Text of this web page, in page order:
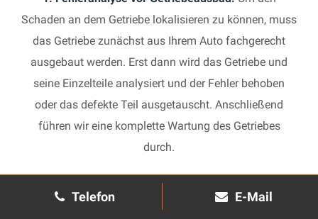
Telefon E-Mail
Schaden an dem Getriebe lokalisieren zu können, muss
das Getriebe zunächst aus Ihrem Auto fachgerecht
ausgebaut werden. Erst dann wird das Getriebe und
seine Einzelteile analysiert und der Fehler behoben
oder das defekte Teil ausgetauscht. Anschließend
führen wir eine komplette Wartung des Getriebes
durch.
2. Manuelles Getriebe:
Die Reparatur eines komplexen
Schaltgetriebes ist äußerst aufwendig und benötigt